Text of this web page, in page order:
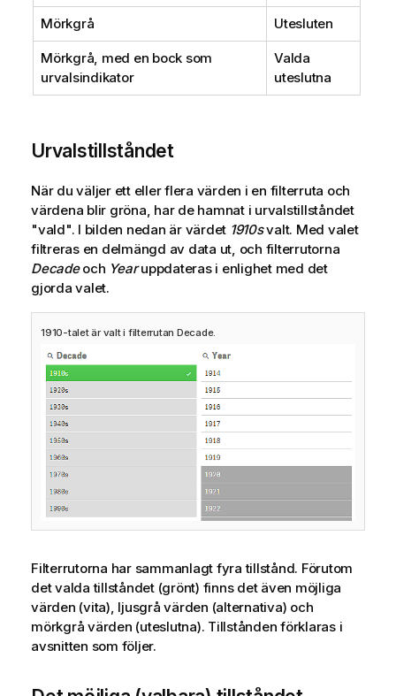
a
t
o
n
Mörkgrå Utesluten
Mörkgrå, med en bock som
urvalsindikator
Valda
uteslutna
Urvalstillståndet
När du väljer ett eller flera värden i en filterruta och
värdena blir gröna, har de hamnat i urvalstillståndet
"vald". I bilden nedan är värdet 1910svalt. Med valet
filtreras en delmängd av data ut, och filterrutorna
Decadeoch Yearuppdateras i enlighet med det
gjorda valet.
1910-talet är valt i filterrutan Decade.
Filterrutorna har sammanlagt fyra tillstånd. Förutom
det valda tillståndet (grönt) finns det även möjliga
värden (vita), ljusgrå värden (alternativa) och
mörkgrå värden (uteslutna). Tillstånden förklaras i
avsnitten som följer.